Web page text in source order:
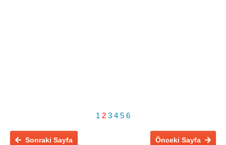
1 2 3 4 5 6
Önceki Sayfa
Sonraki Sayfa